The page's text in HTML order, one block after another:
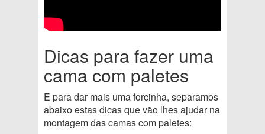
Dicas para fazer uma
cama com paletes
E para dar mais uma forcinha, separamos
abaixo estas dicas que vão lhes ajudar na
montagem das camas com paletes: